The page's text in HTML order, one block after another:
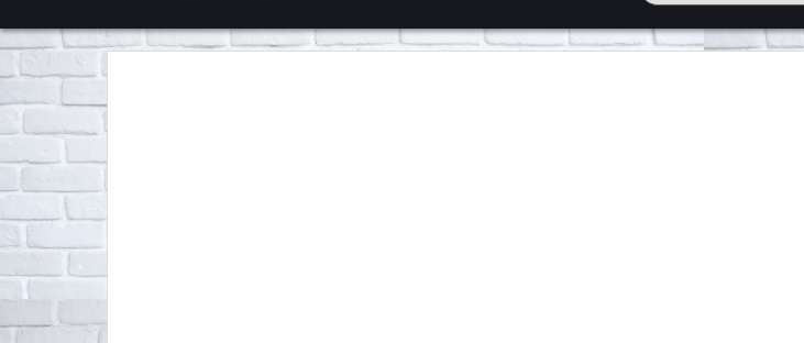
くろチャンネル